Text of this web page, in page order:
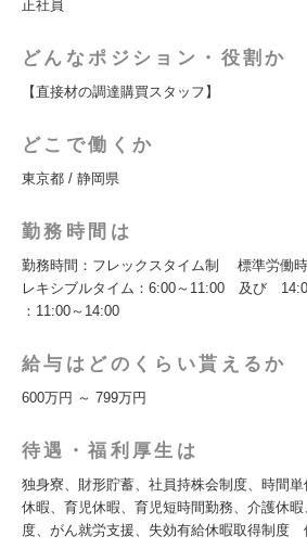
正社員
どんなポジション・役割か
【直接材の調達購買スタッフ】
どこで働くか
東京都 / 静岡県
勤務時間は
勤務時間：フレックスタイム制 標準労働
レキシブルタイム：6:00～11:00 及び
：11:00～14:00
給与はどのくらい貰えるか
600万円 ～ 799万円
待遇・福利厚生は
独身寮、財形貯蓄、社員持株会制度、時間
休暇、育児休暇、育児短時間勤務、介護休
度、がん就労支援、失効有給休暇取得制度